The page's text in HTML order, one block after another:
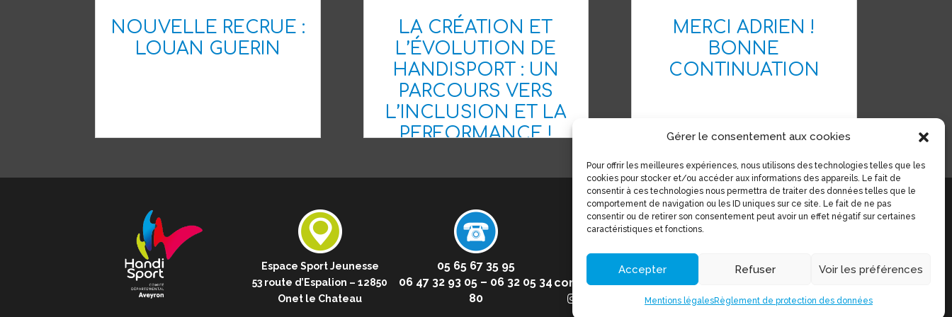
Gérer le consentement aux cookies
Pour offrir les meilleures expériences, nous utilisons des technologies telles que les
cookies pour stocker et/ou accéder aux informations des appareils. Le fait de
consentir à ces technologies nous permettra de traiter des données telles que le
comportement de navigation ou les ID uniques sur ce site. Le fait de ne pas
consentir ou de retirer son consentement peut avoir un effet négatif sur certaines
caractéristiques et fonctions.
Accepter Refuser Voir les préférences
Mentions légalesRèglement de protection des données
NOUVELLE RECRUE :
LOUAN GUERIN
LA CRÉATION ET
L’ÉVOLUTION DE
HANDISPORT : UN
PARCOURS VERS
L’INCLUSION ET LA
PERFORMANCE !
MERCI ADRIEN !
BONNE
CONTINUATION
Espace Sport Jeunesse
53 route d’Espalion – 12850
Onet le Chateau
05 65 67 35 95
06 47 32 93 05 – 06 32 05 34
80
comitehandisport.aveyron
handisport_aveyron